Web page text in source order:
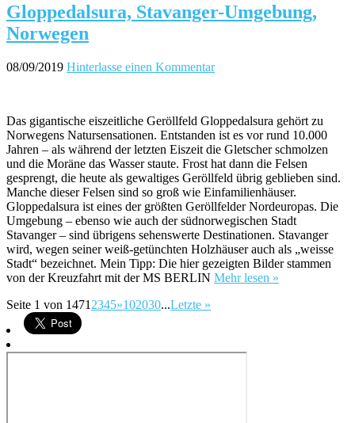
Gloppedalsura, Stavanger-Umgebung,
Norwegen
08/09/2019 Hinterlasse einen Kommentar
Das gigantische eiszeitliche Geröllfeld Gloppedalsura gehört zu
Norwegens Natursensationen. Entstanden ist es vor rund 10.000
Jahren – als während der letzten Eiszeit die Gletscher schmolzen
und die Moräne das Wasser staute. Frost hat dann die Felsen
gesprengt, die heute als gewaltiges Geröllfeld übrig geblieben sind.
Manche dieser Felsen sind so groß wie Einfamilienhäuser.
Gloppedalsura ist eines der größten Geröllfelder Nordeuropas. Die
Umgebung – ebenso wie auch der südnorwegischen Stadt
Stavanger – sind übrigens sehenswerte Destinationen. Stavanger
wird, wegen seiner weiß-getünchten Holzhäuser auch als „weisse
Stadt“ bezeichnet. Mein Tipp: Die hier gezeigten Bilder stammen
von der Kreuzfahrt mit der MS BERLIN Mehr lesen »
Seite 1 von 1471 2345»102030...Letzte »